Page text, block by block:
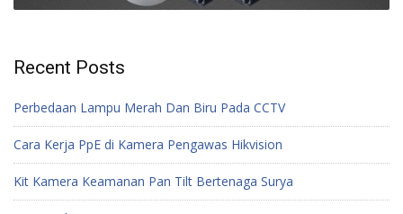
Recent Posts
Perbedaan Lampu Merah Dan Biru Pada CCTV
Cara Kerja PpE di Kamera Pengawas Hikvision
Kit Kamera Keamanan Pan Tilt Bertenaga Surya